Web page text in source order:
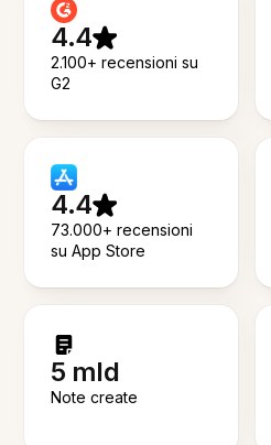
4.4
2.100+ recensioni su
G2
4.4
73.000+ recensioni
su App Store
5 mld
Note create